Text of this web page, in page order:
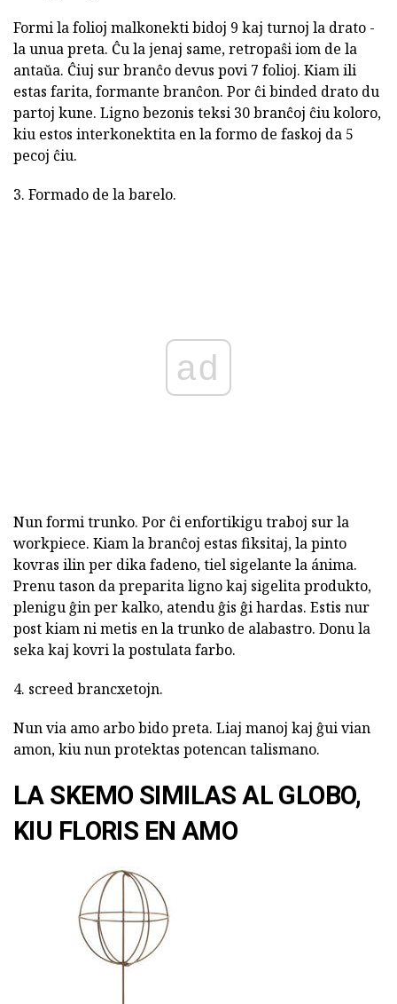
Formi la folioj malkonekti bidoj 9 kaj turnoj la drato -
la unua preta. Ĉu la jenaj same, retropaŝi iom de la
antaŭa. Ĉiuj sur branĉo devus povi 7 folioj. Kiam ili
estas farita, formante branĉon. Por ĉi binded drato du
partoj kune. Ligno bezonis teksi 30 branĉoj ĉiu koloro,
kiu estos interkonektita en la formo de faskoj da 5
pecoj ĉiu.
3. Formado de la barelo.
ad
Nun formi trunko. Por ĉi enfortikigu traboj sur la
workpiece. Kiam la branĉoj estas fiksitaj, la pinto
kovras ilin per dika fadeno, tiel sigelante la ánima.
Prenu tason da preparita ligno kaj sigelita produkto,
plenigu ĝin per kalko, atendu ĝis ĝi hardas. Estis nur
post kiam ni metis en la trunko de alabastro. Donu la
seka kaj kovri la postulata farbo.
4. screed brancxetojn.
Nun via amo arbo bido preta. Liaj manoj kaj ĝui vian
amon, kiu nun protektas potencan talismano.
LA SKEMO SIMILAS AL GLOBO,
KIU FLORIS EN AMO